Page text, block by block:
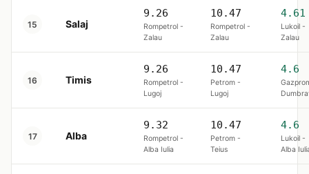
15 Salaj
9.26
Rompetrol -
Zalau
10.47
Rompetrol -
Zalau
4.61
Lukoil -
Zalau
16 Timis
9.26
Rompetrol -
Lugoj
10.47
Petrom -
Lugoj
4.6
17 Alba
9.32
Rompetrol -
Alba Iulia
10.47
Petrom -
Teius
4.6
Lukoil -
Alba